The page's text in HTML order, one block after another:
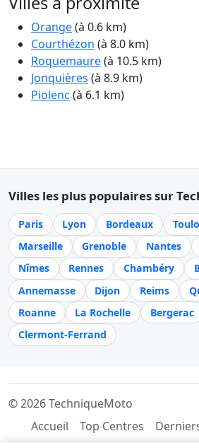
Orange(à 0.6 km)
Courthézon (à 8.0 km)
Roquemaure(à 10.5 km)
Jonquières (à 8.9 km)
Piolenc (à 6.1 km)
Villes les plus populaires sur
Paris Lyon Bordeaux
Marseille
Grenoble Nantes
Nîmes
Rennes Chambéry
Annemasse
Dijon Reims
Roanne
La Rochelle Bergerac
Clermont-Ferrand
© 2026 TechniqueMoto
Accueil
Top Centres